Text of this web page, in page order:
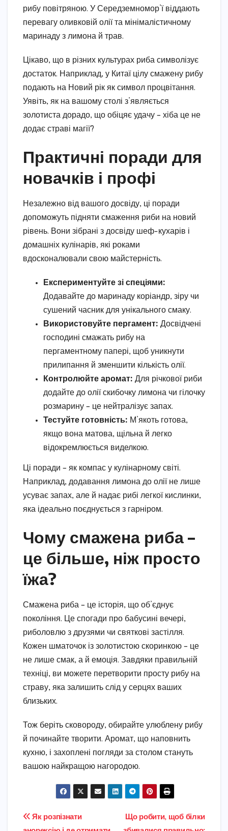
рибу повітряною. У Середземномор’ї віддають
перевагу оливковій олії та мінімалістичному
маринаду з лимона й трав.
Цікаво, що в різних культурах риба символізує
достаток. Наприклад, у Китаї цілу смажену рибу
подають на Новий рік як символ процвітання.
Уявіть, як на вашому столі з’являється
золотиста дорадо, що обіцяє удачу – хіба це не
додає страві магії?
Практичні поради для
новачків і профі
Незалежно від вашого досвіду, ці поради
допоможуть підняти смаження риби на новий
рівень. Вони зібрані з досвіду шеф-кухарів і
домашніх кулінарів, які роками
вдосконалювали свою майстерність.
Експериментуйте зі спеціями:
Додавайте до маринаду коріандр, зіру чи
сушений часник для унікального смаку.
Використовуйте пергамент: Досвідчені
господині смажать рибу на
пергаментному папері, щоб уникнути
прилипання й зменшити кількість олії.
Контролюйте аромат: Для річкової риби
додайте до олії скибочку лимона чи гілочку
розмарину – це нейтралізує запах.
Тестуйте готовність: М’якоть готова,
якщо вона матова, щільна й легко
відокремлюється виделкою.
Ці поради – як компас у кулінарному світі.
Наприклад, додавання лимона до олії не лише
усуває запах, але й надає рибі легкої кислинки,
яка ідеально поєднується з гарніром.
Чому смажена риба –
це більше, ніж просто
їжа?
Смажена риба – це історія, що об’єднує
покоління. Це спогади про бабусині вечері,
риболовлю з друзями чи святкові застілля.
Кожен шматочок із золотистою скоринкою – це
не лише смак, а й емоція. Завдяки правильній
техніці, ви можете перетворити просту рибу на
страву, яка залишить слід у серцях ваших
близьких.
Тож беріть сковороду, обирайте улюблену рибу
й починайте творити. Аромат, що наповнить
кухню, і захоплені погляди за столом стануть
вашою найкращою нагородою.
Навігація
Що робити, щоб білки
Як розпізнати